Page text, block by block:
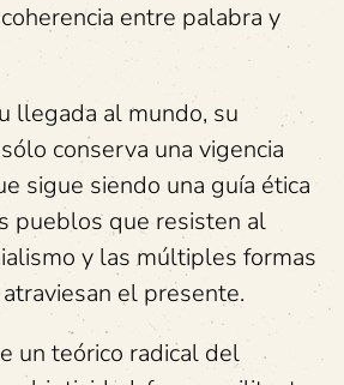
entre palabra y
llegada al mundo, su
conserva una vigencia
sigue siendo una guía ética
pueblos que resisten al
y las múltiples formas
el presente.
un teórico radical del